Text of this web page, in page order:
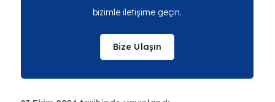
bizimle iletişime geçin.
Bize Ulaşın